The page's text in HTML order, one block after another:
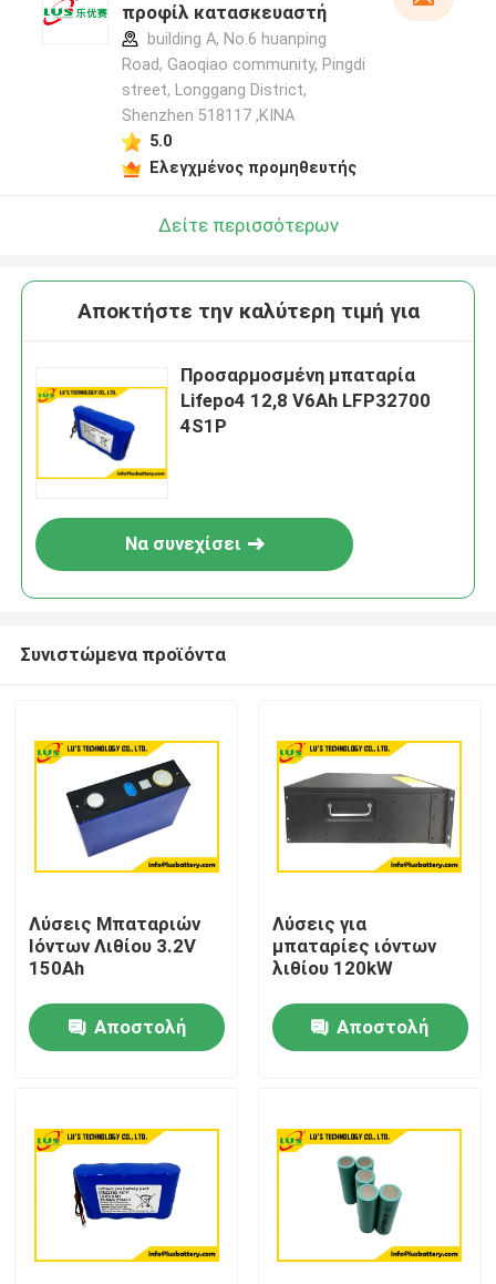
Σπίτι
Προϊόντα
προφίλ κατασκευαστή
building A, No.6 huanping
Road, Gaoqiao community, Pingdi
street, Longgang District,
Shenzhen 518117 ,ΚΙΝΑ
5.0
Ελεγχμένος προμηθευτής
Δείτε περισσότερων
Αποκτήστε την καλύτερη τιμή για
Προσαρμοσμένη μπαταρία
Lifepo4 12,8 V6Ah LFP32700
4S1P
Να συνεχίσει
Συνιστώμενα προϊόντα
Λύσεις Μπαταριών
Ιόντων Λιθίου 3.2V
150Ah
Αποστολή
Λύσεις για
μπαταρίες ιόντων
λιθίου 120kW
Αποστολή